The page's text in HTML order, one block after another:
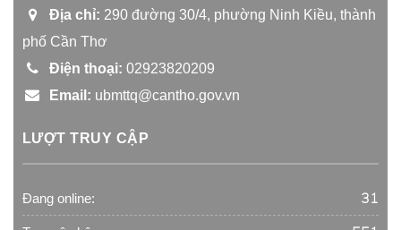
Địa chỉ: 290 đường 30/4, phường Ninh Kiều, thành
phố Cần Thơ
Điện thoại: 02923820209
Email: ubmttq@cantho.gov.vn
LƯỢT TRUY CẬP
Đang online: 31